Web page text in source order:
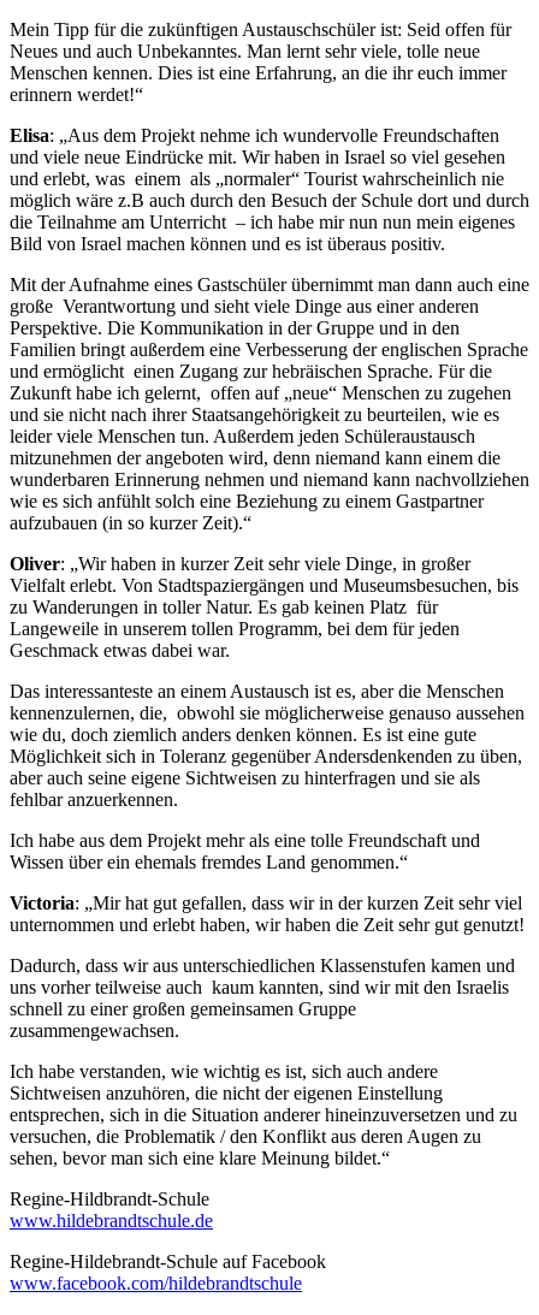
Mein Tipp für die zukünftigen Austauschschüler ist: Seid offen für
Neues und auch Unbekanntes. Man lernt sehr viele, tolle neue
Menschen kennen. Dies ist eine Erfahrung, an die ihr euch immer
erinnern werdet!“
Elisa: „Aus dem Projekt nehme ich wundervolle Freundschaften
und viele neue Eindrücke mit. Wir haben in Israel so viel gesehen
und erlebt, was einem als „normaler“ Tourist wahrscheinlich nie
möglich wäre z.B auch durch den Besuch der Schule dort und durch
die Teilnahme am Unterricht – ich habe mir nun nun mein eigenes
Bild von Israel machen können und es ist überaus positiv.
Mit der Aufnahme eines Gastschüler übernimmt man dann auch eine
große Verantwortung und sieht viele Dinge aus einer anderen
Perspektive. Die Kommunikation in der Gruppe und in den
Familien bringt außerdem eine Verbesserung der englischen Sprache
und ermöglicht einen Zugang zur hebräischen Sprache. Für die
Zukunft habe ich gelernt, offen auf „neue“ Menschen zu zugehen
und sie nicht nach ihrer Staatsangehörigkeit zu beurteilen, wie es
leider viele Menschen tun. Außerdem jeden Schüleraustausch
mitzunehmen der angeboten wird, denn niemand kann einem die
wunderbaren Erinnerung nehmen und niemand kann nachvollziehen
wie es sich anfühlt solch eine Beziehung zu einem Gastpartner
aufzubauen (in so kurzer Zeit).“
Oliver: „Wir haben in kurzer Zeit sehr viele Dinge, in großer
Vielfalt erlebt. Von Stadtspaziergängen und Museumsbesuchen, bis
zu Wanderungen in toller Natur. Es gab keinen Platz für
Langeweile in unserem tollen Programm, bei dem für jeden
Geschmack etwas dabei war.
Das interessanteste an einem Austausch ist es, aber die Menschen
kennenzulernen, die, obwohl sie möglicherweise genauso aussehen
wie du, doch ziemlich anders denken können. Es ist eine gute
Möglichkeit sich in Toleranz gegenüber Andersdenkenden zu üben,
aber auch seine eigene Sichtweisen zu hinterfragen und sie als
fehlbar anzuerkennen.
Ich habe aus dem Projekt mehr als eine tolle Freundschaft und
Wissen über ein ehemals fremdes Land genommen.“
Victoria: „Mir hat gut gefallen, dass wir in der kurzen Zeit sehr viel
unternommen und erlebt haben, wir haben die Zeit sehr gut genutzt!
Dadurch, dass wir aus unterschiedlichen Klassenstufen kamen und
uns vorher teilweise auch kaum kannten, sind wir mit den Israelis
schnell zu einer großen gemeinsamen Gruppe
zusammengewachsen.
Ich habe verstanden, wie wichtig es ist, sich auch andere
Sichtweisen anzuhören, die nicht der eigenen Einstellung
entsprechen, sich in die Situation anderer hineinzuversetzen und zu
versuchen, die Problematik / den Konflikt aus deren Augen zu
sehen, bevor man sich eine klare Meinung bildet.“
Regine-Hildbrandt-Schule
www.hildebrandtschule.de
Regine-Hildebrandt-Schule auf Facebook
www.facebook.com/hildebrandtschule